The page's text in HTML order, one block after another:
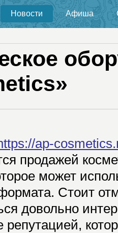
Новости Афиша
ap-
продажей
может
Стоит
довольно
репутацией,